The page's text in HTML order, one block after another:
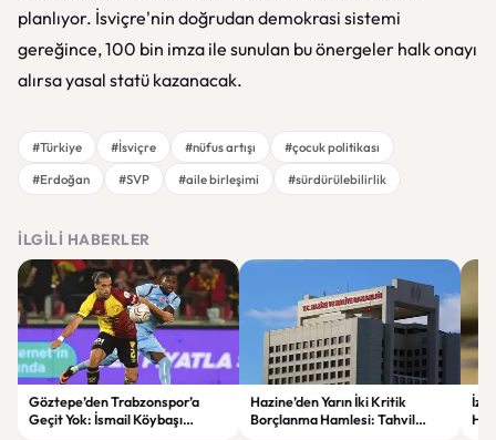
planlıyor. İsviçre'nin doğrudan demokrasi sistemi
gereğince, 100 bin imza ile sunulan bu önergeler halk onayı
alırsa yasal statü kazanacak.
#Türkiye #İsviçre #nüfus artışı
#çocuk politikası
#Erdoğan
#SVP #aile birleşimi #sürdürülebilirlik
İLGILI HABERLER
Göztepe’den Trabzonspor’a
Geçit Yok: İsmail Köybaşı
Hazine’den Yarın İki Kritik
Borçlanma Hamlesi: Tahvil